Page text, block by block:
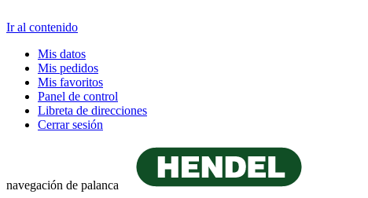
Ir al contenido
Mis datos
Mis pedidos
Mis favoritos
Panel de control
Libreta de direcciones
Cerrar sesión
navegación de palanca